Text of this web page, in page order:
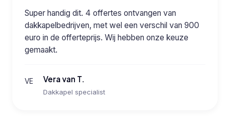
Super handig dit. 4 offertes ontvangen van
dakkapelbedrijven, met wel een verschil van 900
euro in de offerteprijs. Wij hebben onze keuze
gemaakt.
VE Vera van T.
Dakkapel specialist